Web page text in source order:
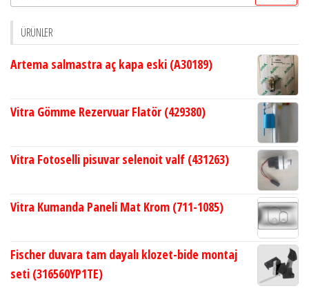
ÜRÜNLER
Artema salmastra aç kapa eski (A30189)
Vitra Gömme Rezervuar Flatör (429380)
Vitra Fotoselli pisuvar selenoit valf (431263)
Vitra Kumanda Paneli Mat Krom (711-1085)
Fischer duvara tam dayalı klozet-bide montaj
seti (316560YP1TE)